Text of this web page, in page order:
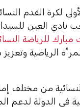
لكرة القدم
للرياضة
الرياضية
من مختلف
في الدولة لدعم